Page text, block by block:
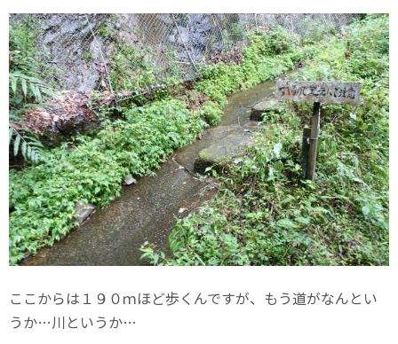
ここからは１９０ｍほど歩くんですが、もう道がなんとい
うか…川というか…